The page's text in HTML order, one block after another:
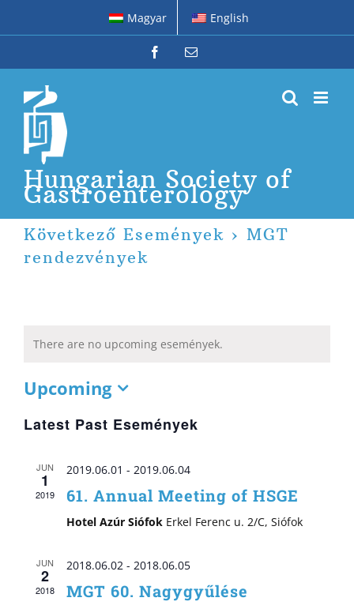
Magyar English
FacebookEmail
Hungarian Society of
Gastroenterology
Következő Események › MGT
rendezvények
There are no upcoming események.
Upcoming
date.
Latest Past Események
JUN
1
2019
2019.06.01 - 2019.06.04
61. Annual Meeting of HSGE
Hotel Azúr Siófok Erkel Ferenc u. 2/C, Siófok
JUN
2
2018
2018.06.02 - 2018.06.05
MGT 60. Nagygyűlése